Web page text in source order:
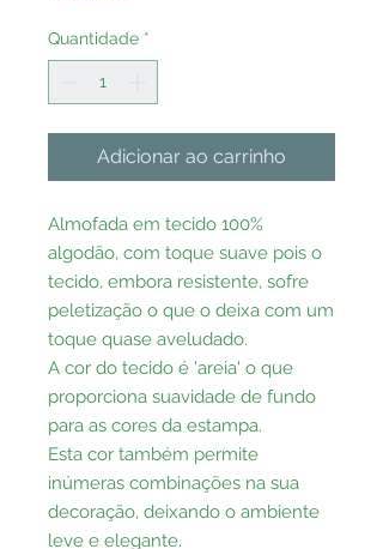
Quantidade *
Adicionar ao carrinho
Almofada em tecido 100%
algodão, com toque suave pois o
tecido, embora resistente, sofre
peletização o que o deixa com um
toque quase aveludado.
A cor do tecido é 'areia' o que
proporciona suavidade de fundo
para as cores da estampa.
Esta cor também permite
inúmeras combinações na sua
decoração, deixando o ambiente
leve e elegante.